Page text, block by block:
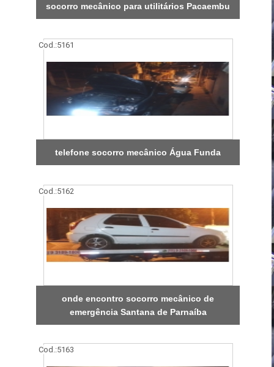
socorro mecânico para utilitários Pacaembu
Cod.:5161
telefone socorro mecânico Água Funda
Cod.:5162
onde encontro socorro mecânico de
emergência Santana de Parnaíba
Cod.:5163